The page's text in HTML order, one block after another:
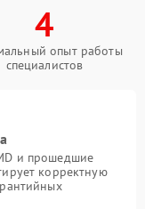
4
опыт работы
специалистов
и прошедшие
корректную